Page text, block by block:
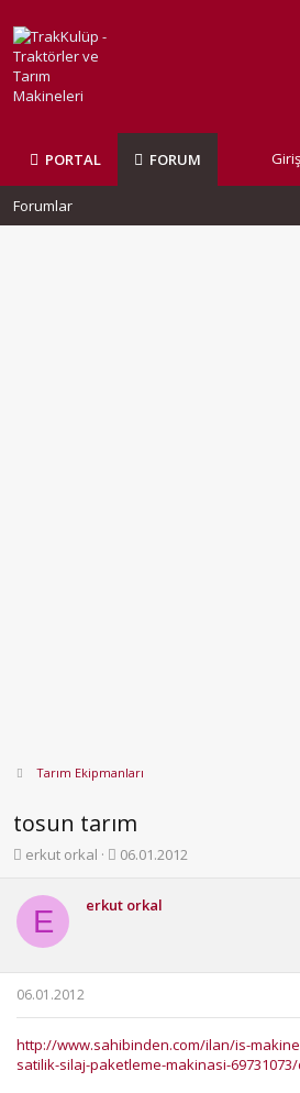
PORTAL FORUM
Forumlar
Tarım Ekipmanları
tosun tarım
K
n
y
u
b
l
a
erkut orkal
B
l
g
a
r
06.01.2012
E erkut orkal
06.01.2012
http://www.sahibinden.com/ilan/is-
satilik-silaj-paketleme-makinasi-